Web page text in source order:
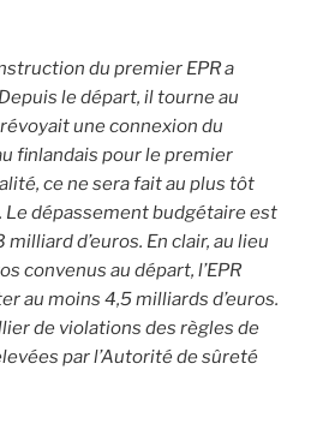
du premier EPR a
le départ, il tourne au
une connexion du
finlandais pour le premier
ce ne sera fait au plus tôt
Le dépassement budgétaire est
d’euros. En clair, au lieu
convenus au départ, l’EPR
au moins 4,5 milliards d’euros.
de violations des règles de
par l’Autorité de sûreté